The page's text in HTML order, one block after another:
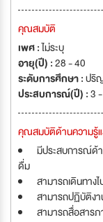
คุณสมบัติ
เพศ :ไม่ระบุ
อายุ(ปี) :28 - 40
ระดับการศึกษา :ปริ
ประสบการณ์(ปี) :3
คุณสมบัติด้านความรู้
มีประสบการณ์ด้า
ดื่ม
สามารถเดินทาง
สามารถปฏิบัติง
สามารถสื่อสาร